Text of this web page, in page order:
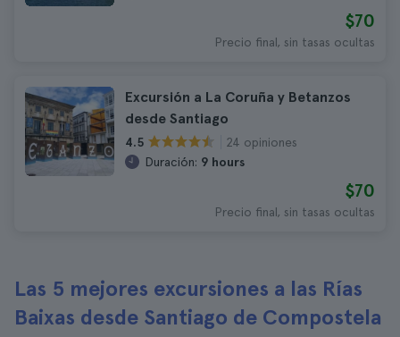
$70
Precio final, sin tasas ocultas
Excursión a La Coruña y Betanzos
desde Santiago
4.5
24 opiniones
Duración: 9 hours
$70
Precio final, sin tasas ocultas
Las 5 mejores excursiones a las Rías
Baixas desde Santiago de Compostela